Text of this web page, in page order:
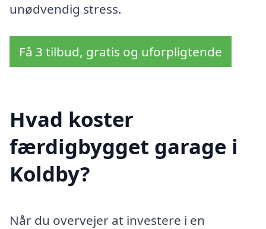
unødvendig stress.
Få 3 tilbud, gratis og uforpligtende
Hvad koster
færdigbygget garage i
Koldby?
Når du overvejer at investere i en